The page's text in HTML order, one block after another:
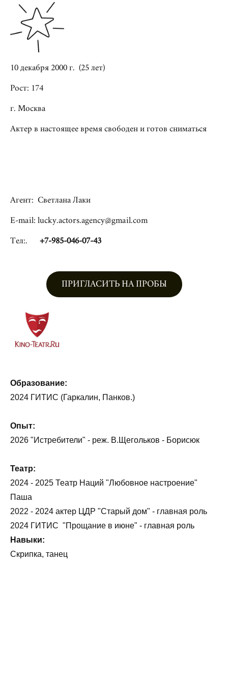
10 декабря 2000 г. (25 лет)
Рост: 174
г. Москва
Актер в настоящее время свободен и готов сниматься
Агент: Светлана Лаки
E-mail: lucky.actors.agency@gmail.com
Тел:. +7-985-046-07-43
ПРИГЛАСИТЬ НА ПРОБЫ
Образование:
2024 ГИТИС (Гаркалин, Панков.)
Опыт:
2026 "Истребители" - реж. В.Щегольков - Борисюк
Театр:
2024 - 2025 Театр Наций "Любовное настроение"
Паша
2022 - 2024 актер ЦДР "Старый дом" - главная роль
2024 ГИТИС "Прощание в июне" - главная роль
Навыки:
Скрипка, танец